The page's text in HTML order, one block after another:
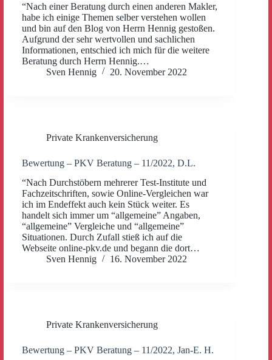
“Nach einer Beratung durch einen anderen Makler,
habe ich einige Themen selber verstehen wollen
und bin auf den Blog von Herrn Hennig gestoßen.
Aufgrund der sehr wertvollen und sachlichen
Informationen, entschied ich mich für die weitere
Beratung durch Herrn Hennig.…
Sven Hennig
20. November 2022
Private Krankenversicherung
Bewertung – PKV Beratung – 11/2022, D.L.
“Nach Durchstöbern mehrerer Test-Institute und
Fachzeitschriften, sowie Online-Vergleichen war
ich im Endeffekt auch kein Stück weiter. Es
handelt sich immer um “allgemeine” Angaben,
“allgemeine” Vergleiche und “allgemeine”
Situationen. Durch Zufall stieß ich auf die
Webseite online-pkv.de und begann die dort…
Sven Hennig
16. November 2022
Private Krankenversicherung
Bewertung – PKV Beratung – 11/2022, Jan-E. H.